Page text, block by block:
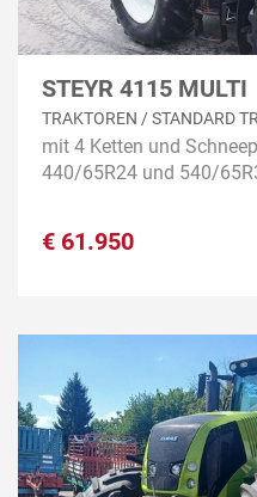
STEYR 4115 MULTI
TRAKTOREN / STANDARD
mit 4 Ketten und
440/65R24 und 540/
€ 61.950